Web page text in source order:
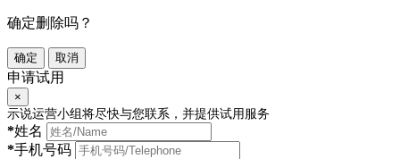
确定删除吗？
确定 取消
申请试用
×
示说运营小组将尽快与您联系，并提供试用服务
*姓名
*手机号码